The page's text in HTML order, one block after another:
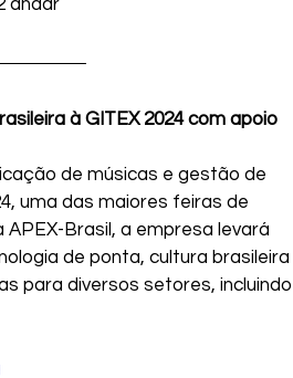
andar
à GITEX 2024 com apoio
de músicas e gestão de
uma das maiores feiras de
Brasil, a empresa levará
de ponta, cultura brasileira
para diversos setores, incluindo